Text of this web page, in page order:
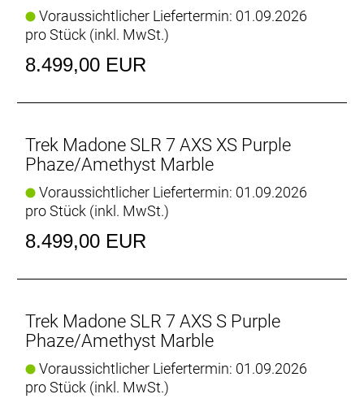
kannst, ist unsere überarbeitete rennfokussierte
Komforttechnologie jetzt leichter und vertikal noch
nachgiebiger.
Das Madone SLR Gen 8 wird von den schnellsten
gefahren und geliebt – und ist das einzige Bike, das
sie am Renntag brauchen.
Einteilige Aero RSL Lenker/vorbau-Einheit
Die neue einteilige Lenker/Vorbau-Einheit ist leichter,
aerodynamischer und ergonomischer als die
Vorgängerversion. Darüber hinaus ermöglicht der
von einer besseren Aerodynamik zu profitieren oder
im Unterlenker mehr Kraft aufs Pedal zu bringen.
RSL Aero Trinkflaschen und Flaschenhalter
Voraussichtlicher Liefertermin: 01.09.2026
pro Stück (inkl. MwSt.)
8.499,00 EUR
Trek Madone SLR 7 AXS XS Purple
Phaze/Amethyst Marble
Voraussichtlicher Liefertermin: 01.09.2026
pro Stück (inkl. MwSt.)
8.499,00 EUR
Trek Madone SLR 7 AXS S Purple
Phaze/Amethyst Marble
Voraussichtlicher Liefertermin: 01.09.2026
pro Stück (inkl. MwSt.)